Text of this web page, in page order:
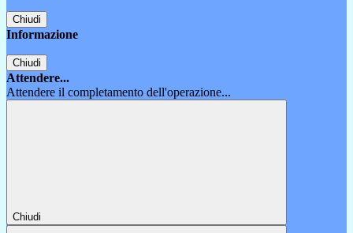
Chiudi
Informazione
Chiudi
Attendere...
Attendere il completamento dell'operazione...
Chiudi